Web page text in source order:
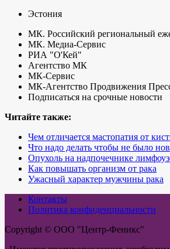
Эстония
МК. Российский региональный
МК. Медиа-Сервис
РИА "O'Кей"
Агентство МК
МК-Сервис
МК-Агентство Продвижения
Подписаться на срочные новости
Читайте также:
Чем отличается мастопатия от
Что надо делать чтобы не было
Опухоль на надпочечнике
Как повышать организм от рака
Ужасный характер мужчины рака
Контакты
Политика конфиденциальности
Copyright © ООО "Центр-Феникс"